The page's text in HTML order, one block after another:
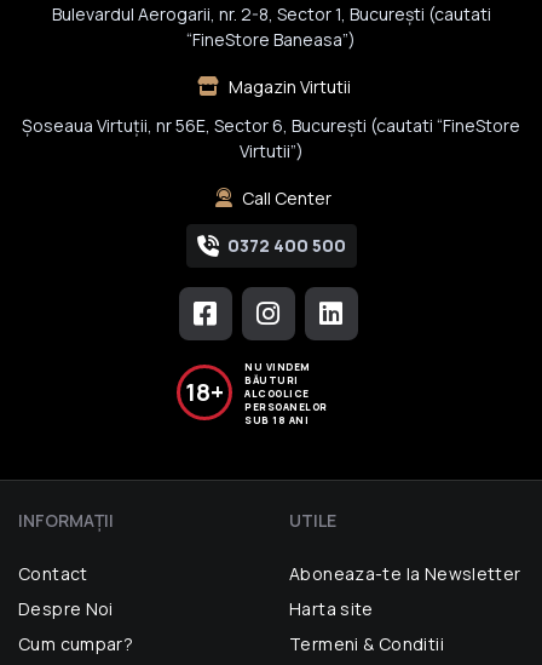
Bulevardul Aerogarii, nr. 2-8, Sector 1, Bucureşti (cautati
“FineStore Baneasa”)
Magazin Virtutii
Șoseaua Virtuții, nr 56E, Sector 6, București (cautati “FineStore
Virtutii”)
Call Center
0372 400 500
18+
NU VINDEM
BĂUTURI
ALCOOLICE
PERSOANELOR
SUB 18 ANI
INFORMAŢII
Contact
Despre Noi
Cum cumpar?
UTILE
Aboneaza-te la Newsletter
Harta site
Termeni & Conditii